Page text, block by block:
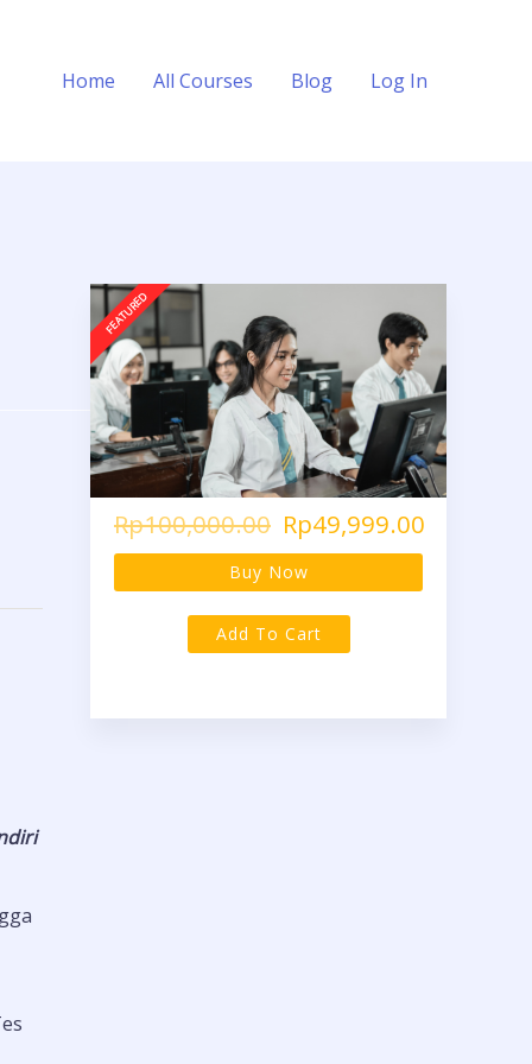
Home All Courses Blog Log In
Rp100,000.00 Rp49,999.00
Buy Now
Add To Cart